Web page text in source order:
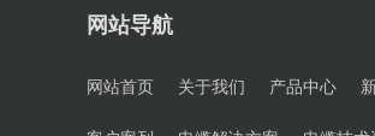
网站导航
网站首页 关于我们 产品中心